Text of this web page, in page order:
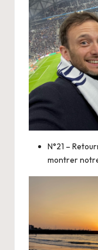
N°21 –
montrer